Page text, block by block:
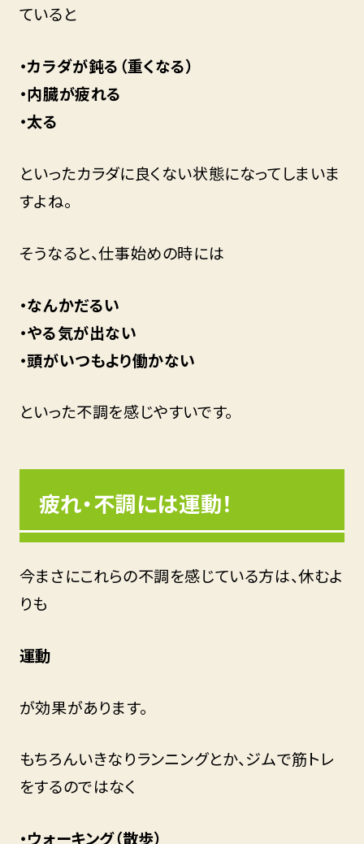
ていると
・カラダが鈍る（重くなる）
・内臓が疲れる
・太る
といったカラダに良くない状態になってしまいま
すよね。
そうなると、仕事始めの時には
・なんかだるい
・やる気が出ない
・頭がいつもより働かない
といった不調を感じやすいです。
疲れ・不調には運動！
今まさにこれらの不調を感じている方は、休むよ
りも
運動
が効果があります。
もちろんいきなりランニングとか、ジムで筋トレ
をするのではなく
・ウォーキング（散歩）